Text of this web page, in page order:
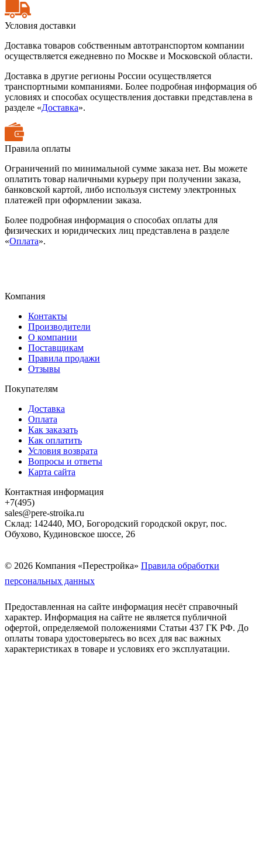
Условия доставки
Доставка товаров собственным автотранспортом компании
осуществляется ежедневно по Москве и Московской области.
Доставка в другие регионы России осуществляется
транспортными компаниями. Более подробная информация об
условиях и способах осуществления доставки представлена в
разделе «Доставка».
Правила оплаты
Ограничений по минимальной сумме заказа нет. Вы можете
оплатить товар наличными курьеру при получении заказа,
банковской картой, либо используя систему электронных
платежей при оформлении заказа.
Более подробная информация о способах оплаты для
физических и юридических лиц представлена в разделе
«Оплата».
Компания
Контакты
Производители
О компании
Поставщикам
Правила продажи
Отзывы
Покупателям
Доставка
Оплата
Как заказать
Как оплатить
Условия возврата
Вопросы и ответы
Карта сайта
Контактная информация
+7(495)
sales@pere-stroika.ru
Склад: 142440, МО, Богородский городской округ, пос.
Обухово, Кудиновское шоссе, 26
© 2026 Компания «Перестройка» Правила обработки
персональных данных
Предоставленная на сайте информация несёт справочный
характер. Информация на сайте не является публичной
офертой, определяемой положениями Статьи 437 ГК РФ. До
оплаты товара удостоверьтесь во всех для вас важных
характеристиках в товаре и условиях его эксплуатации.